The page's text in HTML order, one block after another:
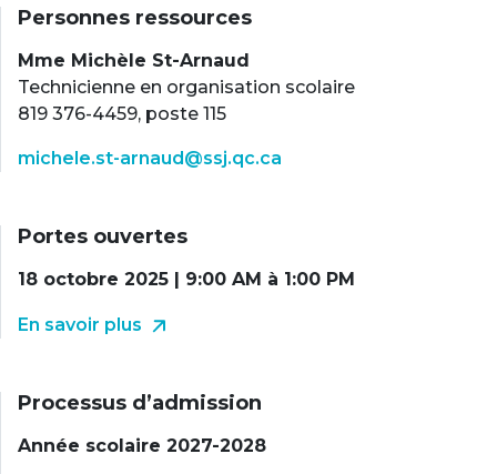
Personnes ressources
Mme Michèle St-Arnaud
Technicienne en organisation scolaire
819 376-4459, poste 115
michele.st-arnaud@ssj.qc.ca
Portes ouvertes
18 octobre 2025 | 9:00 AM à 1:00 PM
En savoir plus
Processus d’admission
Année scolaire 2027-2028